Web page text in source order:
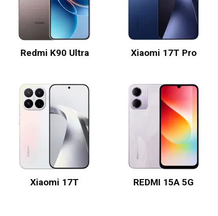
Redmi K90 Ultra Xiaomi 17T Pro
Xiaomi 17T REDMI 15A 5G